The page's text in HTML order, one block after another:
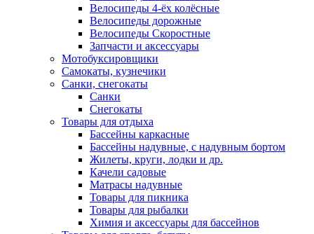
Велосипеды 4-ёх колёсные
Велосипеды дорожные
Велосипеды Скоростные
Запчасти и аксессуары
Мотобуксировщики
Самокаты, кузнечики
Санки, снегокаты
Санки
Снегокаты
Товары для отдыха
Бассейны каркасные
Бассейны надувные, с надувным бортом
Жилеты, круги, лодки и др.
Качели садовые
Матрасы надувные
Товары для пикника
Товары для рыбалки
Химия и аксессуары для бассейнов